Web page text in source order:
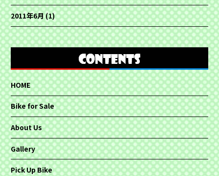
2011年6月(1)
HOME
Bike for Sale
About Us
Gallery
Pick Up Bike